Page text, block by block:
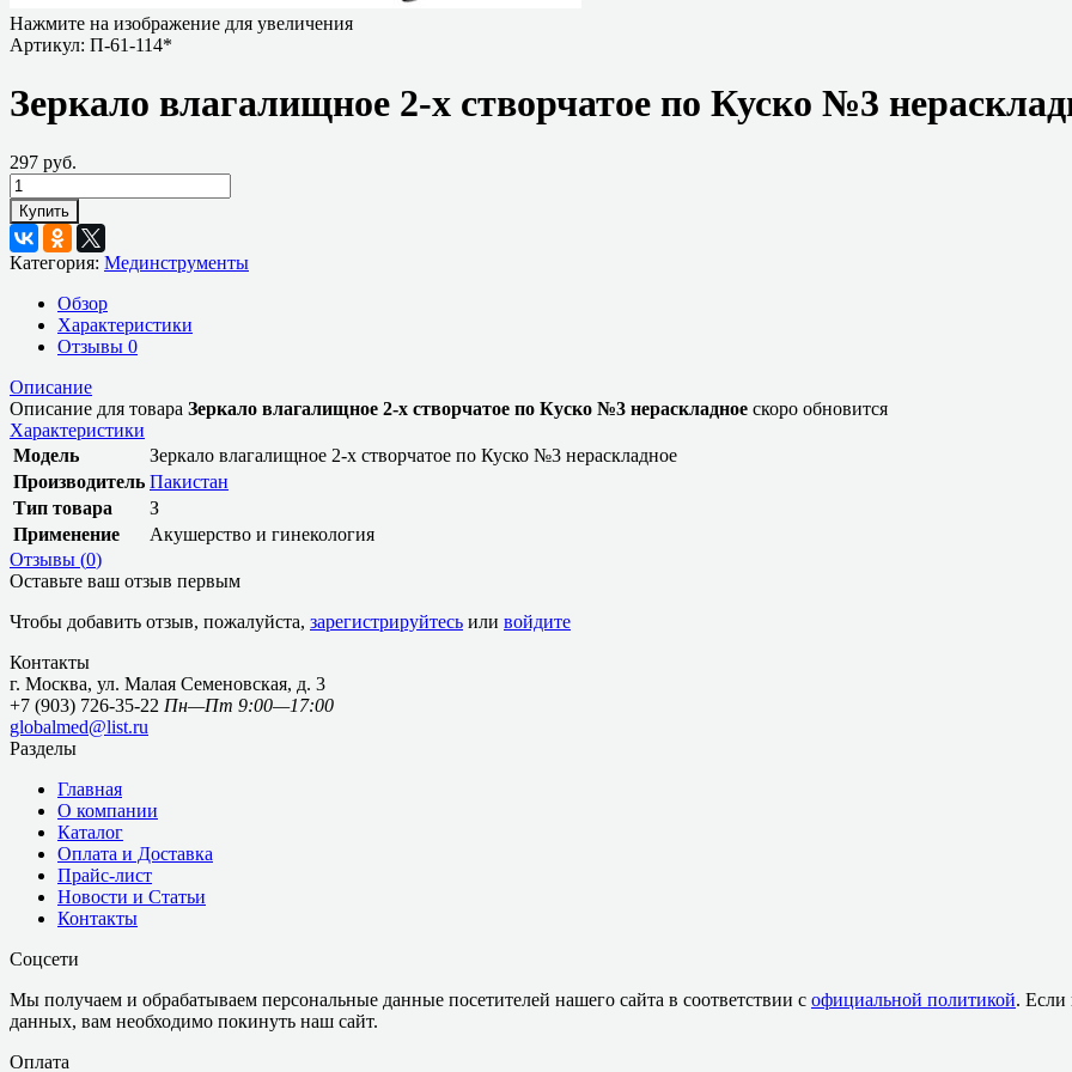
Нажмите на изображение для увеличения
Артикул: П-61-114*
Зеркало влагалищное 2-х створчатое по Куско №3
297 руб.
Купить
Категория: Мединструменты
Обзор
Характеристики
Отзывы 0
Описание
Описание для товара Зеркало влагалищное 2-х створчатое по Куско №3 нераскладное скоро обновится
Характеристики
Модель
Зеркало влагалищное 2-х створчатое по Куско №3 нераскладное
Производитель Пакистан
Тип товара
З
Применение
Акушерство и гинекология
Отзывы (0)
Оставьте ваш отзыв первым
Чтобы добавить отзыв, пожалуйста, зарегистрируйтесь или войдите
Контакты
г. Москва, ул. Малая Семеновская, д. 3
+7 (903) 726-35-22 Пн—Пт 9:00—17:00
globalmed@list.ru
Разделы
Главная
О компании
Каталог
Оплата и Доставка
Прайс-лист
Новости и Статьи
Контакты
Соцсети
Мы получаем и обрабатываем персональные данные посетителей нашего сайта в соответствии с официальной политикой. Если
данных, вам необходимо покинуть наш сайт.
Оплата